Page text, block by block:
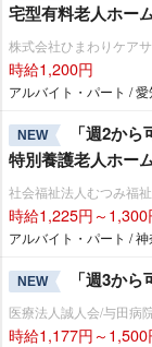
宅型有料老人ホー
株式会社ひまわりケア
時給1,200円
アルバイト・パート / 愛
NEW
「週2か
特別養護老人ホー
社会福祉法人むつみ福
時給1,225円～1,300
アルバイト・パート / 神
NEW 「週3か
医療法人誠人会/与田病
時給1,177円～1,500